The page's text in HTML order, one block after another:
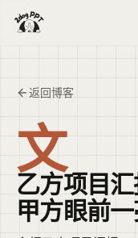
返回博客
文
乙方项目
甲方眼前一